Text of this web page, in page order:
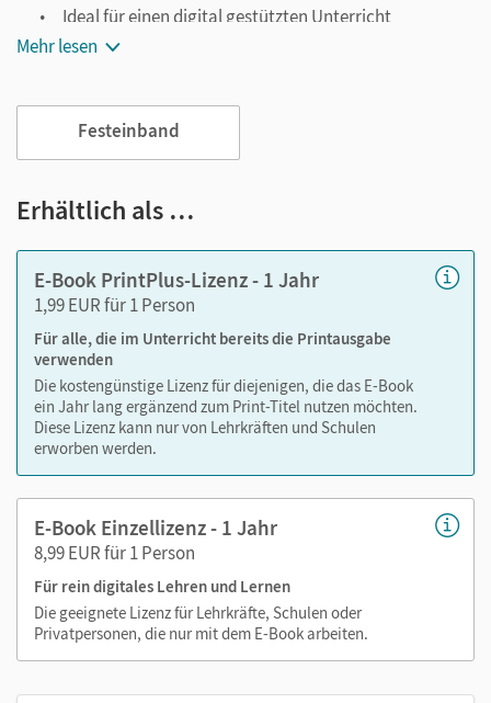
Ideal für einen digital gestützten Unterricht
Notiz- und Markierungsmöglichkeit
Viele digitale Funktionen unterstützen das Lehren und
Lernen:
Notizen erstellen
Lesezeichen hinzufügen
Zoomen
Mehr lesen
Festeinband
Erhältlich als …
E-Book PrintPlus-Lizenz - 1 Jahr
1,99 EUR für 1 Person
Für alle, die im Unterricht bereits die Printausgabe
verwenden
Die kostengünstige Lizenz für diejenigen, die das E-Book
ein Jahr lang ergänzend zum Print-Titel nutzen möchten.
Diese Lizenz kann nur von Lehrkräften und Schulen
erworben werden.
E-Book Einzellizenz - 1 Jahr
8,99 EUR für 1 Person
Für rein digitales Lehren und Lernen
Die geeignete Lizenz für Lehrkräfte, Schulen oder
Privatpersonen, die nur mit dem E-Book arbeiten.